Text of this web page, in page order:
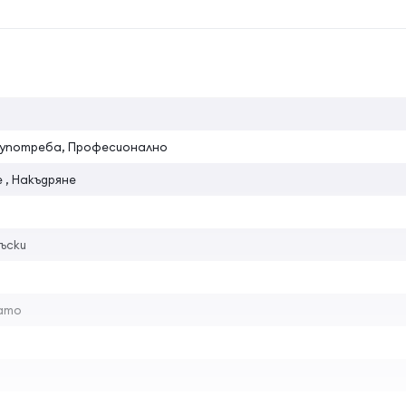
Професионално
, Накъдряне